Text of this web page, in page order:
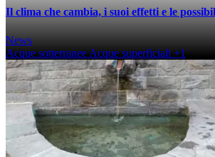
Il clima che cambia, i suoi effetti e le
News
Acque sotterranee Acque superficiali +1